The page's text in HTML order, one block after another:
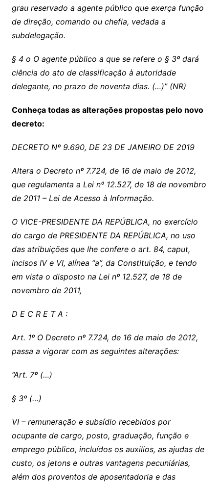
grau reservado a agente público que exerça função
de direção, comando ou chefia, vedada a
subdelegação.
§ 4 o O agente público a que se refere o § 3º dará
ciência do ato de classificação à autoridade
delegante, no prazo de noventa dias. (…)” (NR)
Conheça todas as alterações propostas pelo novo
decreto:
DECRETO Nº 9.690, DE 23 DE JANEIRO DE 2019
Altera o Decreto nº 7.724, de 16 de maio de 2012,
que regulamenta a Lei nº 12.527, de 18 de novembro
de 2011 – Lei de Acesso à Informação.
O VICE-PRESIDENTE DA REPÚBLICA, no exercício
do cargo de PRESIDENTE DA REPÚBLICA, no uso
das atribuições que lhe confere o art. 84, caput,
incisos IV e VI, alínea “a”, da Constituição, e tendo
em vista o disposto na Lei nº 12.527, de 18 de
novembro de 2011,
D E C R E T A :
Art. 1º O Decreto nº 7.724, de 16 de maio de 2012,
passa a vigorar com as seguintes alterações:
“Art. 7º (…)
§ 3º (…)
VI – remuneração e subsídio recebidos por
ocupante de cargo, posto, graduação, função e
emprego público, incluídos os auxílios, as ajudas de
custo, os jetons e outras vantagens pecuniárias,
além dos proventos de aposentadoria e das